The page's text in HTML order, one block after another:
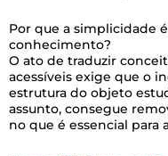
Por que a simplicidade
conhecimento?
O ato de traduzir
acessíveis exige que o
estrutura do objeto
assunto, consegue
no que é essencial para